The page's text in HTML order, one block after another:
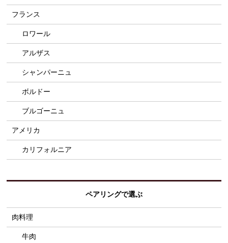
フランス
ロワール
アルザス
シャンパーニュ
ボルドー
ブルゴーニュ
アメリカ
カリフォルニア
ペアリングで選ぶ
肉料理
牛肉